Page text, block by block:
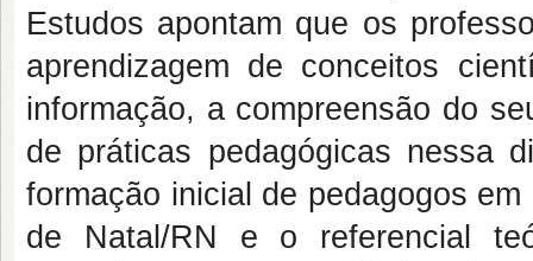
Estudos apontam que os
aprendizagem de conceitos
informação, a compreensão do
de práticas pedagógicas nessa
formação inicial de pedagogos
de Natal/RN e o referencial